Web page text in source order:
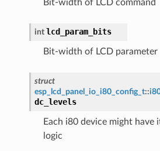
Bit-width of LCD command
int lcd_param_bits
Bit-width of LCD parameter
struct
esp_lcd_panel_io_i80_config_t::
dc_levels
Each i80 device might
logic